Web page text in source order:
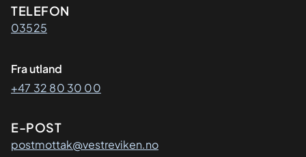
Kontaktinformasjon
TELEFON
03525
Fra utland
+47 32 80 30 00
E-POST
postmottak@vestreviken.no